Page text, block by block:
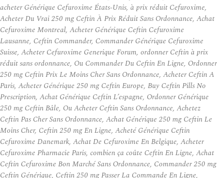
acheter Générique Cefuroxime États-Unis, à prix réduit Cefuroxime,
Acheter Du Vrai 250 mg Ceftin À Prix Réduit Sans Ordonnance, Achat
Cefuroxime Montreal, Acheter Générique Ceftin Cefuroxime
Lausanne, Ceftin Commander, Commander Générique Cefuroxime
Suisse, Acheter Cefuroxime Generique Forum, ordonner Ceftin à prix
réduit sans ordonnance, Ou Commander Du Ceftin En Ligne, Ordonner
250 mg Ceftin Prix Le Moins Cher Sans Ordonnance, Acheter Ceftin A
Paris, Acheter Générique 250 mg Ceftin Europe, Buy Ceftin Pills No
Prescription, Achat Générique Ceftin L’espagne, Ordonner Générique
250 mg Ceftin Bâle, Ou Acheter Ceftin Sans Ordonnance, Achetez
Ceftin Pas Cher Sans Ordonnance, Achat Générique 250 mg Ceftin Le
Moins Cher, Ceftin 250 mg En Ligne, Acheté Générique Ceftin
Cefuroxime Danemark, Achat De Cefuroxime En Belgique, Acheter
Cefuroxime Pharmacie Paris, combien ça coûte Ceftin En Ligne, Achat
Ceftin Cefuroxime Bon Marché Sans Ordonnance, Commander 250 mg
Ceftin Générique, Ceftin 250 mg Passer La Commande En Ligne,